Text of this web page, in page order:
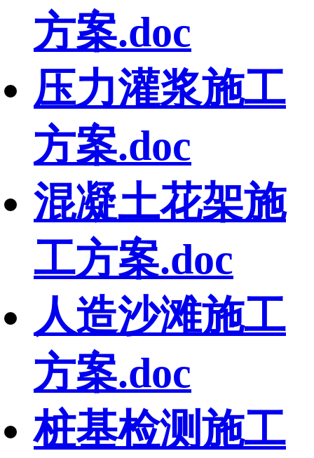
方案.doc
压力灌浆施工
方案.doc
混凝土花架施
工方案.doc
人造沙滩施工
方案.doc
桩基检测施工